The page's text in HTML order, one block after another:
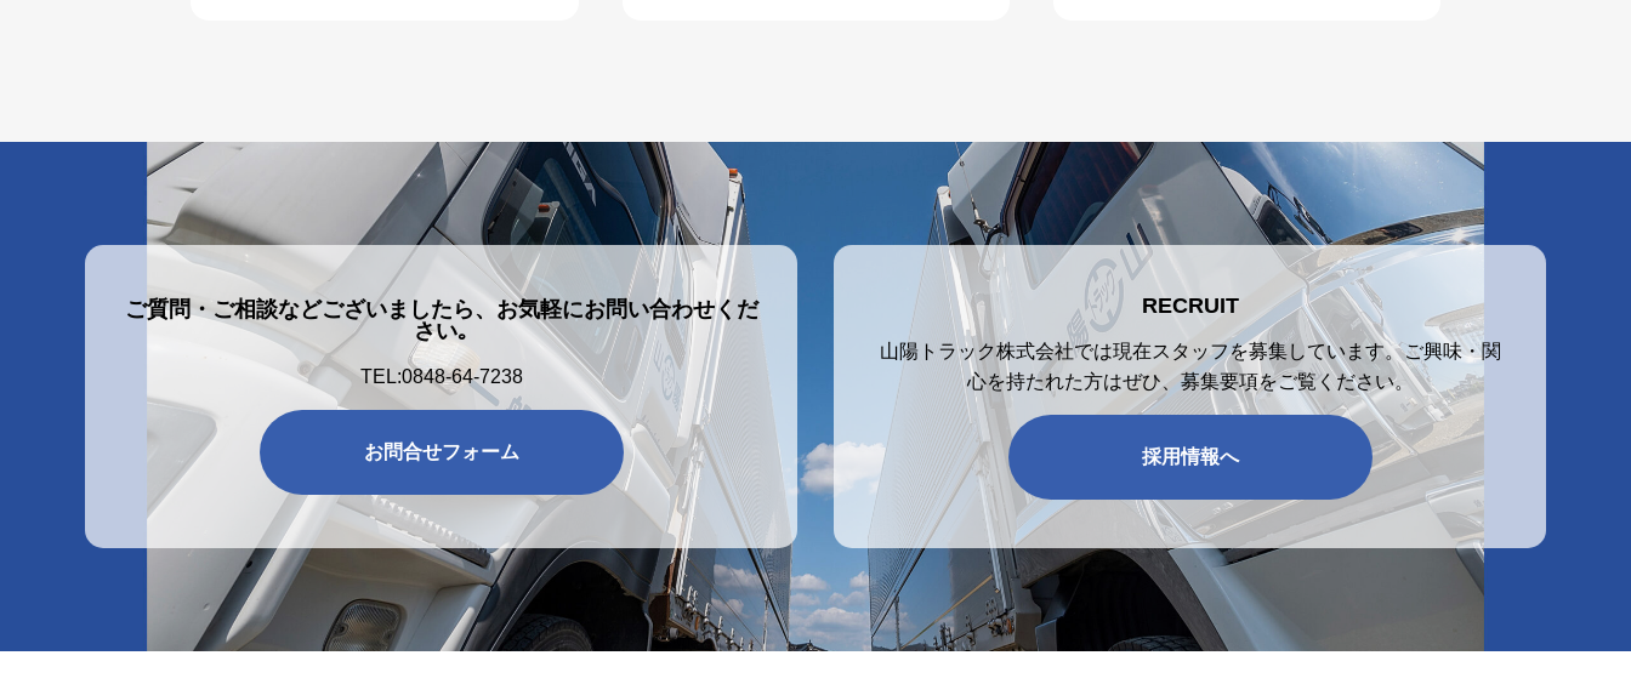
ご質問・ご相談などございましたら、お気軽にお問い合わせくだ
さい｡
TEL:0848-64-7238
お問合せフォーム
RECRUIT
山陽トラック株式会社では現在スタッフを募集しています。ご興味・関
心を持たれた方はぜひ、募集要項をご覧ください。
採用情報へ